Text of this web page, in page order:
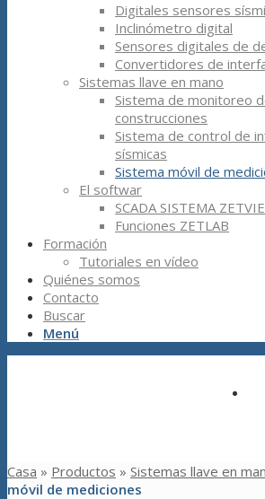
Digitales sensores
Inclinómetro digital
Sensores digitales de
Convertidores de
Sistemas llave en mano
Sistema de monitoreo
construcciones
Sistema de control de
sísmicas
Sistema móvil de
El softwar
SCADA SISTEMA
Funciones ZETLAB
Formación
Tutoriales en vídeo
Quiénes somos
Contacto
Buscar
Menú
Casa » Productos » Sistemas llave en
móvil de mediciones